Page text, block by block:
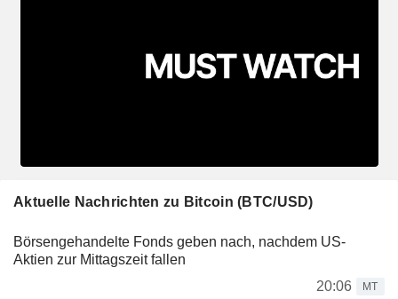
Aktuelle Nachrichten zu Bitcoin (BTC/USD)
Börsengehandelte Fonds geben nach, nachdem US-
Aktien zur Mittagszeit fallen
20:06
MT